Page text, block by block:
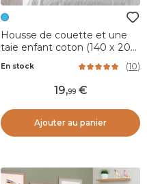
Housse de couette et une
taie enfant coton (140 x 200
cm) Carte du Monde Bleue
En stock (10)
19,99
Ajouter au panier